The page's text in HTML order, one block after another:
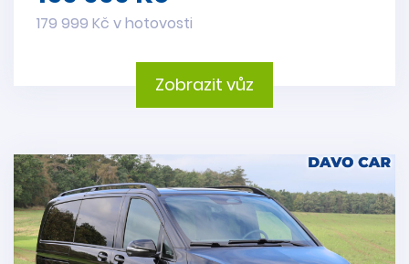
179 999 Kč v hotovosti
Zobrazit vůz